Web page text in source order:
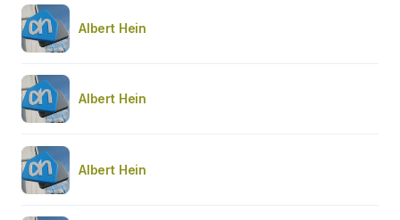
Albert Hein
Albert Hein
Albert Hein